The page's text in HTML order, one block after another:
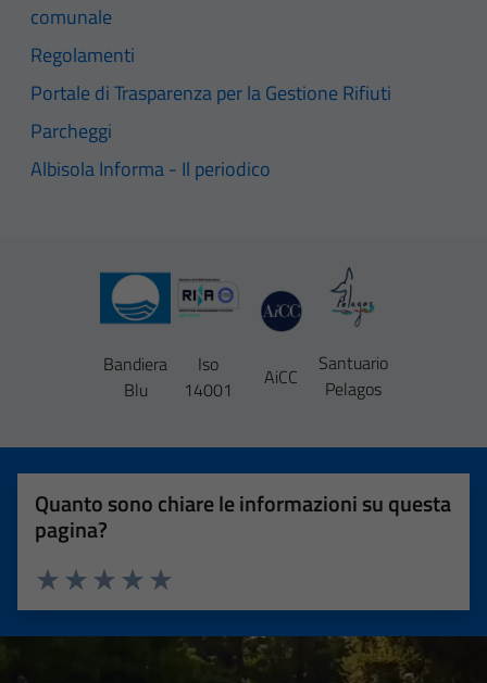
comunale
Regolamenti
Portale di Trasparenza per la Gestione Rifiuti
Parcheggi
Albisola Informa - Il periodico
Bandiera
Blu
Iso
14001
AiCC
Santuario
Pelagos
Quanto sono chiare le informazioni su questa
pagina?
Valuta 5 stelle su 5
Valuta 4 stelle su 5
Valuta 3 stelle su 5
Valuta 2 stelle su 5
Valuta 1 stelle su 5